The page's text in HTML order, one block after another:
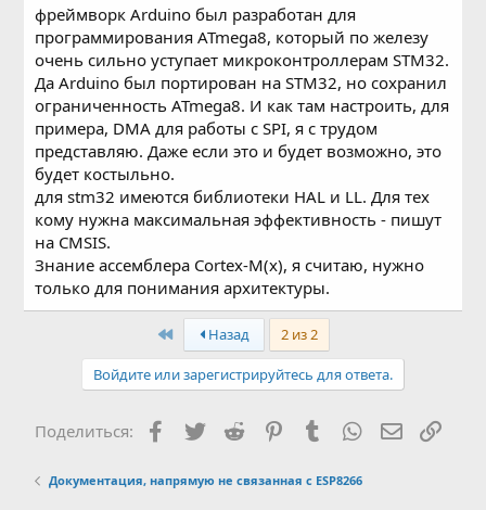
фреймворк Arduino был разработан для
программирования ATmega8, который по железу
очень сильно уступает микроконтроллерам STM32.
Да Arduino был портирован на STM32, но сохранил
ограниченность ATmega8. И как там настроить, для
примера, DMA для работы с SPI, я с трудом
представляю. Даже если это и будет возможно, это
будет костыльно.
для stm32 имеются библиотеки HAL и LL. Для тех
кому нужна максимальная эффективность - пишут
на CMSIS.
Знание ассемблера Cortex-M(х), я считаю, нужно
только для понимания архитектуры.
First Назад 2 из 2
Войдите или зарегистрируйтесь для ответа.
Поделиться: Facebook
TwitterReddit PinterestTumblrWhatsApp
Документация, напрямую не связанная с ESP8266